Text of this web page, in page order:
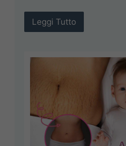
Leggi Tutto